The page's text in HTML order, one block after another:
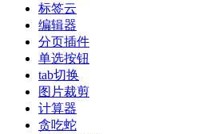
标签云
编辑器
分页插件
单选按钮
tab切换
图片裁剪
计算器
贪吃蛇